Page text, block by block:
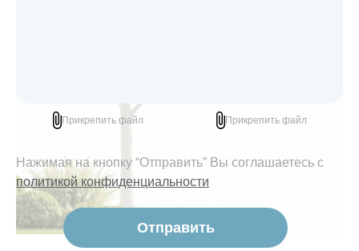
Прикрепить файл Прикрепить файл
Нажимая на кнопку “Отправить” Вы соглашаетесь с
политикой конфиденциальности